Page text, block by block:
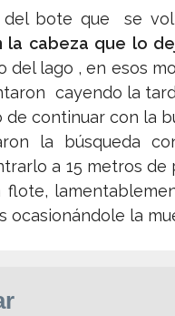
del bote que se
la cabeza que lo
del lago , en esos
cayendo la
continuar con la
la búsqueda
a 15 metros de
ocasionándole la